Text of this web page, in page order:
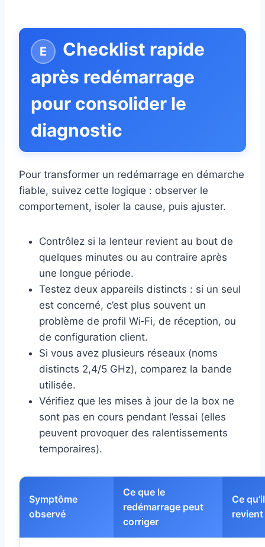
Checklist rapide
après redémarrage
pour consolider le
diagnostic
Pour transformer un redémarrage en démarche
fiable, suivez cette logique : observer le
comportement, isoler la cause, puis ajuster.
Contrôlez si la lenteur revient au bout de
quelques minutes ou au contraire après
une longue période.
Testez deux appareils distincts : si un seul
est concerné, c’est plus souvent un
problème de profil Wi‑Fi, de réception, ou
de configuration client.
Si vous avez plusieurs réseaux (noms
distincts 2,4/5 GHz), comparez la bande
utilisée.
Vérifiez que les mises à jour de la box ne
sont pas en cours pendant l’essai (elles
peuvent provoquer des ralentissements
temporaires).
Symptôme
observé
Ce que le
redémarrage peut
corriger
Ce
revient